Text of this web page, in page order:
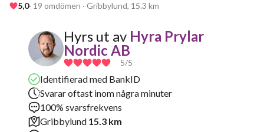
5,0· 19 omdömen · Gribbylund, 15.3 km
Hyrs ut av Hyra Prylar
Nordic AB
5/5
Identifierad med BankID
Svarar oftast inom några minuter
100% svarsfrekvens
Gribbylund 15.3 km